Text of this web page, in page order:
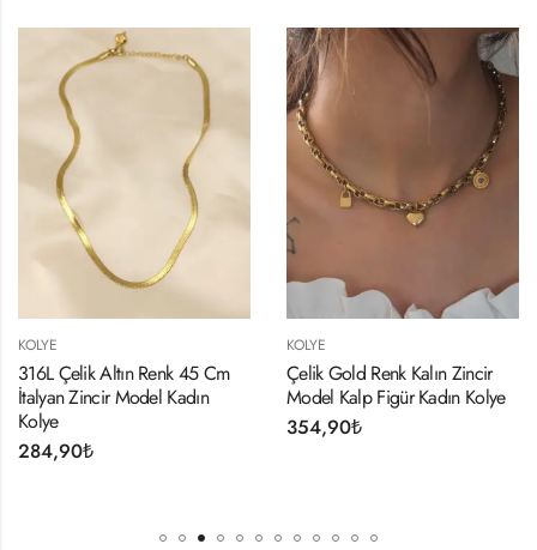
KOLYE
316L Çelik Altın Renk 45 Cm
İtalyan Zincir Model Kadın
Kolye
284,90₺
KOLYE
Çelik Gold Renk Kalın Zincir
Model Kalp Figür Kadın Kolye
354,90₺